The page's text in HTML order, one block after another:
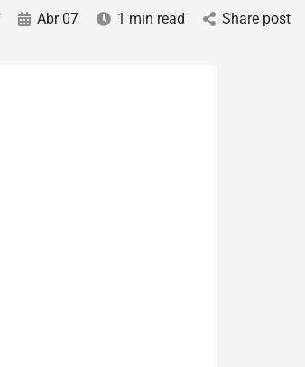
Abr 07 1 min read Share post